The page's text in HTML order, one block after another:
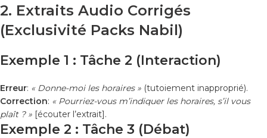
2. Extraits Audio Corrigés
(Exclusivité Packs Nabil)
Exemple 1 : Tâche 2 (Interaction)
Erreur: « Donne-moi les horaires » (tutoiement inapproprié).
Correction: « Pourriez-vous m’indiquer les horaires, s’il vous
plaît ? » [écouter l’extrait].
Exemple 2 : Tâche 3 (Débat)